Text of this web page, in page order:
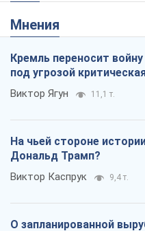
Мнения
Кремль переносит
под угрозой
Виктор Ягун 11,1 т.
На чьей стороне
Дональд Трамп?
Виктор Каспрук 9,4 т.
О запланированной